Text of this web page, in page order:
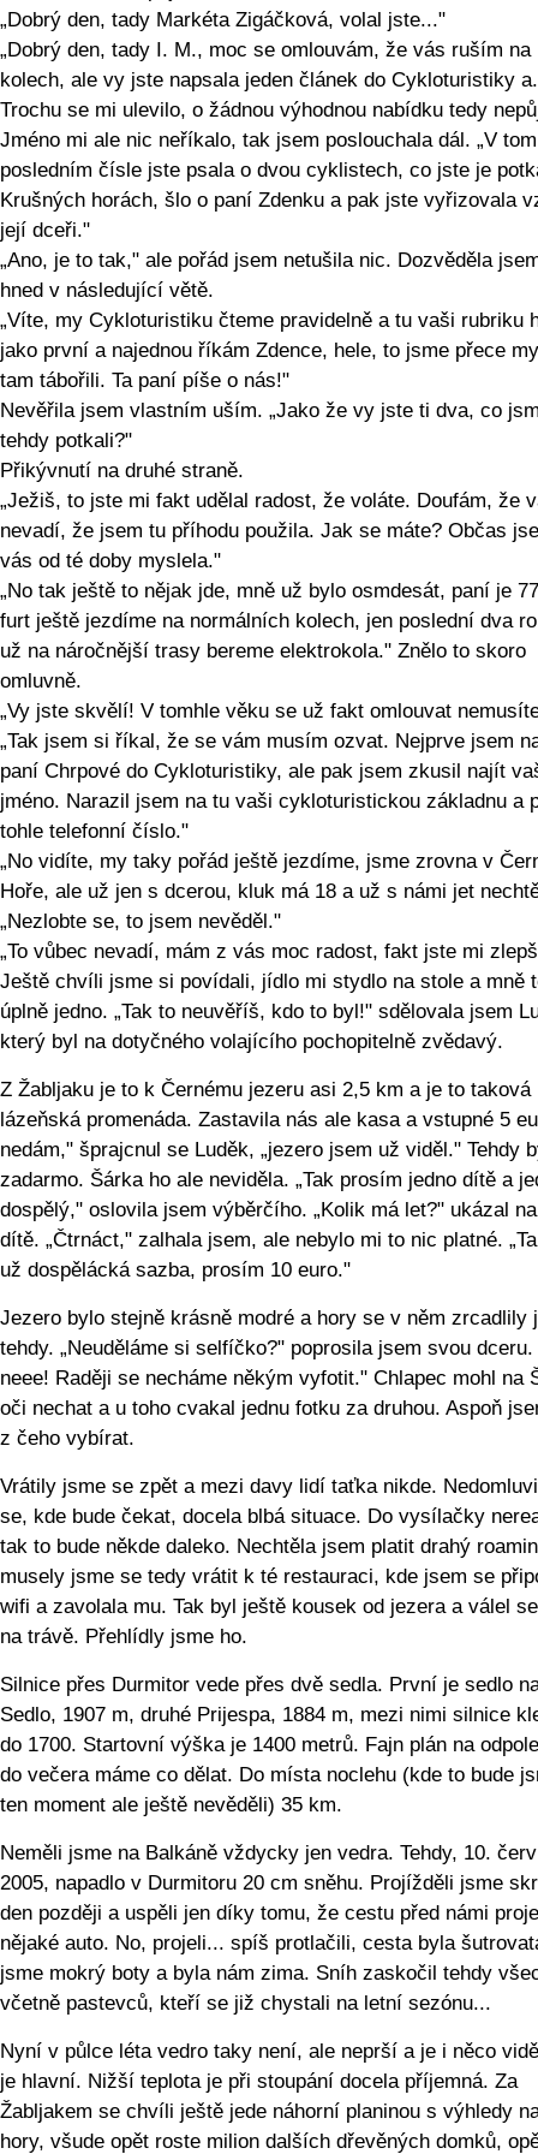
„Dobrý den, tady Markéta Zigáčková, volal jste..."
„Dobrý den, tady I. M., moc se omlouvám, že vás ruším na
kolech, ale vy jste napsala jeden článek do Cykloturistiky
Trochu se mi ulevilo, o žádnou výhodnou nabídku tedy
Jméno mi ale nic neříkalo, tak jsem poslouchala dál. „V tom
posledním čísle jste psala o dvou cyklistech, co jste je
Krušných horách, šlo o paní Zdenku a pak jste vyřizovala
její dceři."
„Ano, je to tak," ale pořád jsem netušila nic. Dozvěděla
hned v následující větě.
„Víte, my Cykloturistiku čteme pravidelně a tu vaši rubriku
jako první a najednou říkám Zdence, hele, to jsme přece
tam tábořili. Ta paní píše o nás!"
Nevěřila jsem vlastním uším. „Jako že vy jste ti dva, co
tehdy potkali?"
Přikývnutí na druhé straně.
„Ježiš, to jste mi fakt udělal radost, že voláte. Doufám, že
nevadí, že jsem tu příhodu použila. Jak se máte? Občas
vás od té doby myslela."
„No tak ještě to nějak jde, mně už bylo osmdesát, paní je
furt ještě jezdíme na normálních kolech, jen poslední dva
už na náročnější trasy bereme elektrokola." Znělo to skoro
omluvně.
„Vy jste skvělí! V tomhle věku se už fakt omlouvat
„Tak jsem si říkal, že se vám musím ozvat. Nejprve jsem
paní Chrpové do Cykloturistiky, ale pak jsem zkusil najít
jméno. Narazil jsem na tu vaši cykloturistickou základnu a
tohle telefonní číslo."
„No vidíte, my taky pořád ještě jezdíme, jsme zrovna v
Hoře, ale už jen s dcerou, kluk má 18 a už s námi jet
„Nezlobte se, to jsem nevěděl."
„To vůbec nevadí, mám z vás moc radost, fakt jste mi
Ještě chvíli jsme si povídali, jídlo mi stydlo na stole a mně
úplně jedno. „Tak to neuvěříš, kdo to byl!" sdělovala jsem
který byl na dotyčného volajícího pochopitelně zvědavý.
Z Žabljaku je to k Černému jezeru asi 2,5 km a je to taková
lázeňská promenáda. Zastavila nás ale kasa a vstupné 5
nedám," šprajcnul se Luděk, „jezero jsem už viděl." Tehdy
zadarmo. Šárka ho ale neviděla. „Tak prosím jedno dítě a
dospělý," oslovila jsem výběrčího. „Kolik má let?" ukázal
dítě. „Čtrnáct," zalhala jsem, ale nebylo mi to nic platné.
už dospělácká sazba, prosím 10 euro."
Jezero bylo stejně krásně modré a hory se v něm zrcadlily
tehdy. „Neuděláme si selfíčko?" poprosila jsem svou dceru.
neee! Raději se necháme někým vyfotit." Chlapec mohl na
oči nechat a u toho cvakal jednu fotku za druhou. Aspoň
z čeho vybírat.
Vrátily jsme se zpět a mezi davy lidí taťka nikde.
se, kde bude čekat, docela blbá situace. Do vysílačky
tak to bude někde daleko. Nechtěla jsem platit drahý
musely jsme se tedy vrátit k té restauraci, kde jsem se
wifi a zavolala mu. Tak byl ještě kousek od jezera a válel
na trávě. Přehlídly jsme ho.
Silnice přes Durmitor vede přes dvě sedla. První je sedlo
Sedlo, 1907 m, druhé Prijespa, 1884 m, mezi nimi silnice
do 1700. Startovní výška je 1400 metrů. Fajn plán na
do večera máme co dělat. Do místa noclehu (kde to bude
ten moment ale ještě nevěděli) 35 km.
Neměli jsme na Balkáně vždycky jen vedra. Tehdy, 10.
2005, napadlo v Durmitoru 20 cm sněhu. Projížděli jsme
den později a uspěli jen díky tomu, že cestu před námi
nějaké auto. No, projeli... spíš protlačili, cesta byla
jsme mokrý boty a byla nám zima. Sníh zaskočil tehdy
včetně pastevců, kteří se již chystali na letní sezónu...
Nyní v půlce léta vedro taky není, ale neprší a je i něco
je hlavní. Nižší teplota je při stoupání docela příjemná. Za
Žabljakem se chvíli ještě jede náhorní planinou s výhledy
hory, všude opět roste milion dalších dřevěných domků,